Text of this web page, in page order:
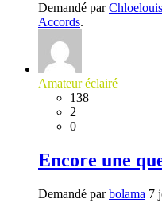
Demandé par
Accords.
Amateur éclairé
138
2
0
Encore une
Demandé parbolama 7